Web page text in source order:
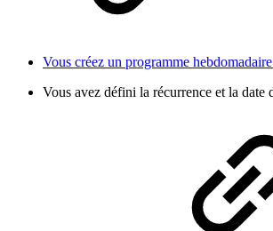
Vous créez un programme
Vous avez défini la récurrence et la date